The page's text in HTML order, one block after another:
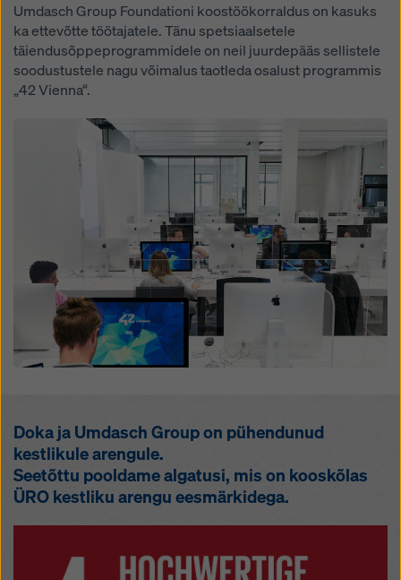
Umdasch Group Foundationi koostöökorraldus on kasuks
ka ettevõtte töötajatele. Tänu spetsiaalsetele
täiendusõppeprogrammidele on neil juurdepääs sellistele
soodustustele nagu võimalus taotleda osalust programmis
„42 Vienna“.
Doka ja Umdasch Group on pühendunud
kestlikule arengule.
Seetõttu pooldame algatusi, mis on kooskõlas
ÜRO kestliku arengu eesmärkidega.